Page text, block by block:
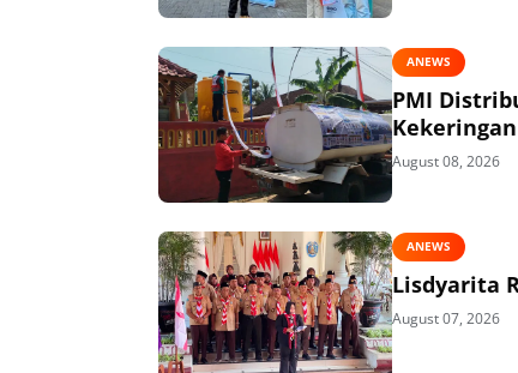
ANEWS
PMI
August 08, 2026
ANEWS
Lisdyarita
August 07, 2026